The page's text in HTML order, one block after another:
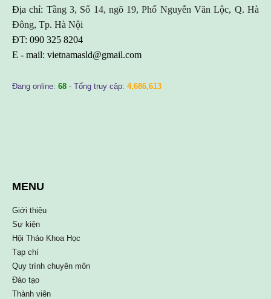
Địa chỉ: Tầng 3, Số 14, ngõ 19, Phố Nguyễn Văn Lộc, Q. Hà
Đông, Tp. Hà Nội
ĐT: 090 325 8204
E - mail: vietnamasld@gmail.com
Đang online: 68 - Tổng truy cập: 4,686,613
MENU
Giới thiệu
Sự kiện
Hội Thảo Khoa Học
Tạp chí
Quy trình chuyên môn
Đào tạo
Thành viên